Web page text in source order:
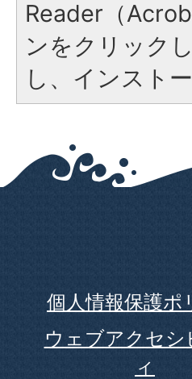
Reader（
ンをクリック
し、インスト
個人情報保護ポ
ウェブアクセシ
ィ